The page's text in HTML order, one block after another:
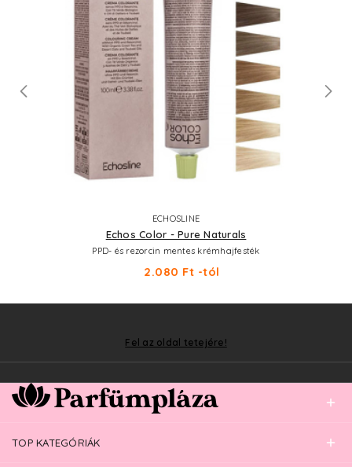
ECHOSLINE
Echos Color - Pure Naturals
PPD- és rezorcin mentes krémhajfesték
2.080 Ft -tól
Fel az oldal tetejére!
TOP KATEGÓRIÁK